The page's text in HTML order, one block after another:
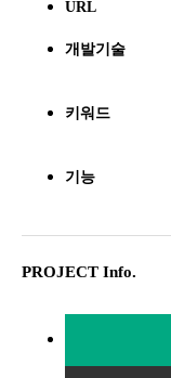
URL
개발기술
키워드
기능
PROJECT Info.